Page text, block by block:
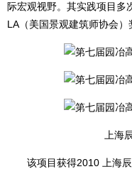
际宏观视野。其实践项目多
LA（美国景观建筑师协会）
上海
该项目获得2010 上海辰